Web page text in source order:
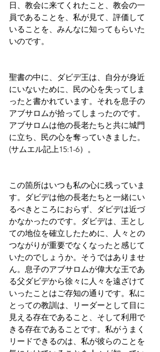
日、教会に来てくれたこと、教会の一
員であることを、私が見て、評価して
いることを、みんなに知ってもらいた
いのです。
聖書の中に、ダビデ王は、自分が身近
にいないために、民の心を失ってしま
ったと書かれています。それを息子の
アブサロムが拾ってしまったのです。
アブサロムは他の長老たちと共に城門
に立ち、民の心を奪っていきました。
(サムエル記上15:1-6）。
この箇所はいつも私の心に残っていま
す。ダビデは他の長老たちと一緒にい
るべきところにおらず、ダビデは近づ
かなかったのです。ダビデは、王とし
ての地位を確立したために、人々との
つながりが重要でなくなったと感じて
いたのでしょうか。そうではありませ
ん。息子のアブサロムが偉大な王であ
る父ダビデから徐々に人々を遠ざけて
いったことはご存知の通りです。私に
とっての教訓は、リーダーとして目に
見える存在であること、そして利用で
きる存在であることです。私がうまく
リードできるのは、私が彼らのことを